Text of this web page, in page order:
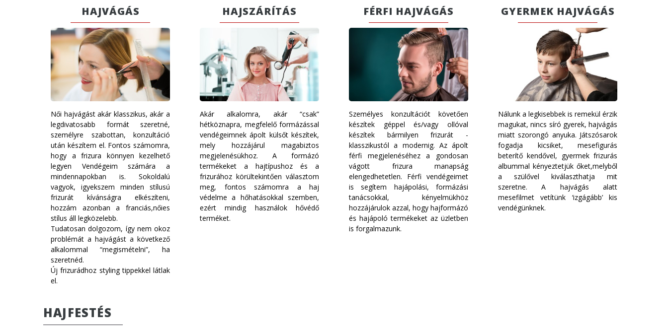
HAJVÁGÁS
Női hajvágást akár klasszikus, akár a
legdivatosabb formát szeretné,
személyre szabottan, konzultáció
után készítem el. Fontos számomra,
hogy a frizura könnyen kezelhető
legyen Vendégeim számára a
mindennapokban is. Sokoldalú
vagyok, igyekszem minden stílusú
frizurát kívánságra elkészíteni,
hozzám azonban a franciás,nőies
stílus áll legközelebb.
Tudatosan dolgozom, így nem okoz
problémát a hajvágást a következő
alkalommal “megismételni”, ha
szeretnéd.
Új frizurádhoz styling tippekkel látlak
el.
HAJSZÁRÍTÁS
Akár alkalomra, akár “csak”
hétköznapra, megfelelő formázással
vendégeimnek ápolt külsőt készítek,
mely hozzájárul magabiztos
megjelenésükhoz. A formázó
termékeket a hajtípushoz és a
frizurához körültekintően választom
meg, fontos számomra a haj
védelme a hőhatásokkal szemben,
ezért mindig használok hővédő
terméket.
FÉRFI HAJVÁGÁS
Személyes konzultációt követően
készítek géppel és/vagy ollóval
készítek bármilyen frizurát -
klasszikustól a modernig. Az ápolt
férfi megjelenéséhez a gondosan
vágott frizura manapság
elengedhetetlen. Férfi vendégeimet
is segítem hajápolási, formázási
tanácsokkal, kényelmükhöz
hozzájárulok azzal, hogy hajformázó
és hajápoló termékeket az üzletben
is forgalmazunk.
GYERMEK HAJVÁGÁS
Nálunk a legkisebbek is remekül érzik
magukat, nincs síró gyerek, hajvágás
miatt szorongó anyuka. Játszósarok
fogadja kicsiket, mesefigurás
beterítő kendővel, gyermek frizurás
albummal kényeztetjük őket,melyből
a szülővel kiválaszthatja mit
szeretne. A hajvágás alatt
mesefilmet vetítünk ‘izgágább’ kis
vendégünknek.
HAJFESTÉS